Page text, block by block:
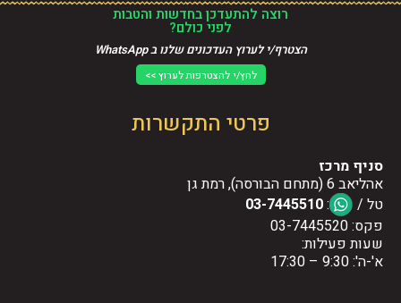
רוצה להתעדכן בחדשות והטבות
לפני כולם?
הצטרף/י לערוץ העדכונים שלנו ב WhatsApp
לחץ/י להצטרפות לערוץ >>
פרטי התקשרות
סניף מרכז
אהליאב 6 (מתחם הבורסה), רמת גן
טל /
:
03-7445510
פקס: 03-7445520
שעות פעילות:
א'-ה': 9:30 – 17:30